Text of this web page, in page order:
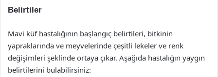
Belirtiler
Mavi küf hastalığının başlangıç belirtileri, bitkinin
yapraklarında ve meyvelerinde çeşitli lekeler ve renk
değişimleri şeklinde ortaya çıkar. Aşağıda hastalığın yaygın
belirtilerini bulabilirsiniz: